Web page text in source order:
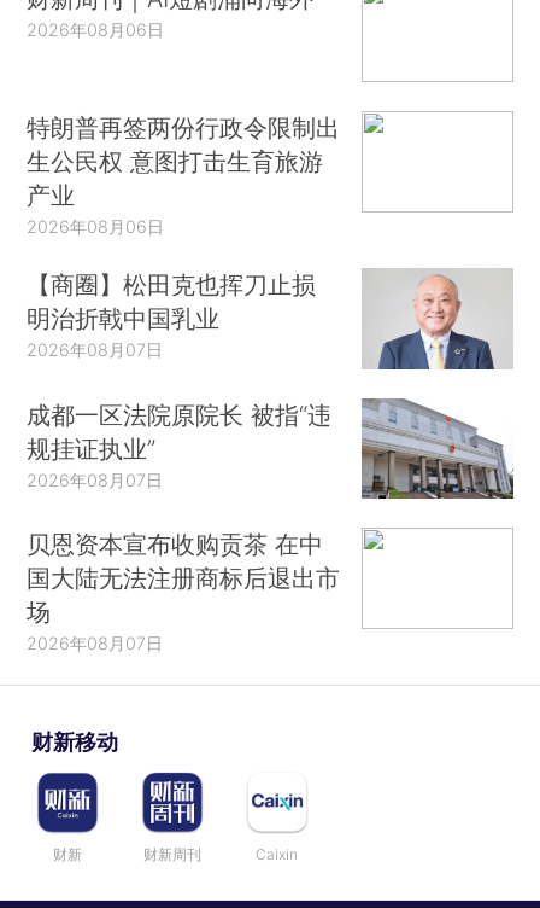
2026年08月06日
特朗普再签两份行政令限制出
生公民权 意图打击生育旅游
产业
2026年08月06日
【商圈】松田克也挥刀止损
明治折戟中国乳业
2026年08月07日
成都一区法院原院长 被指“违
规挂证执业”
2026年08月07日
贝恩资本宣布收购贡茶 在中
国大陆无法注册商标后退出市
场
2026年08月07日
财新移动
财新 财新周刊 Caixin